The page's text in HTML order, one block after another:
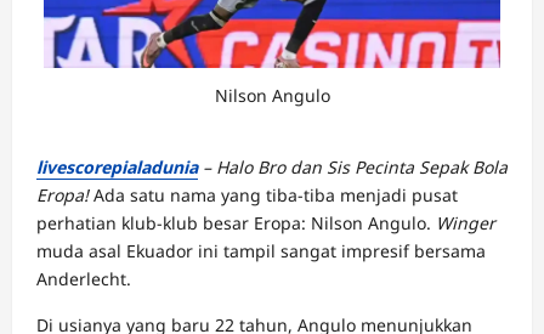
Nilson Angulo
livescorepialadunia– Halo Bro dan Sis Pecinta Sepak Bola
Eropa!Ada satu nama yang tiba-tiba menjadi pusat
perhatian klub-klub besar Eropa: Nilson Angulo. Winger
muda asal Ekuador ini tampil sangat impresif bersama
Anderlecht.
Di usianya yang baru 22 tahun, Angulo menunjukkan